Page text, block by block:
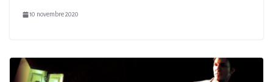
10 novembre 2020